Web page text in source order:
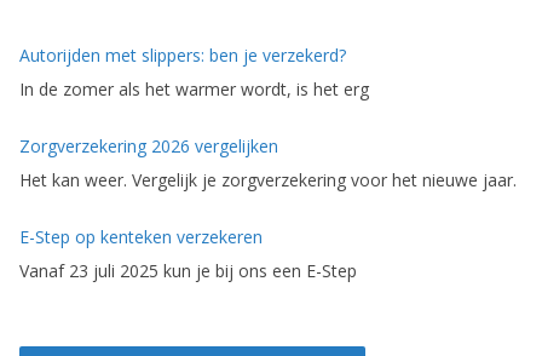
Autorijden met slippers: ben je verzekerd?
In de zomer als het warmer wordt, is het erg
Zorgverzekering 2026 vergelijken
Het kan weer. Vergelijk je zorgverzekering voor het nieuwe jaar.
E-Step op kenteken verzekeren
Vanaf 23 juli 2025 kun je bij ons een E-Step